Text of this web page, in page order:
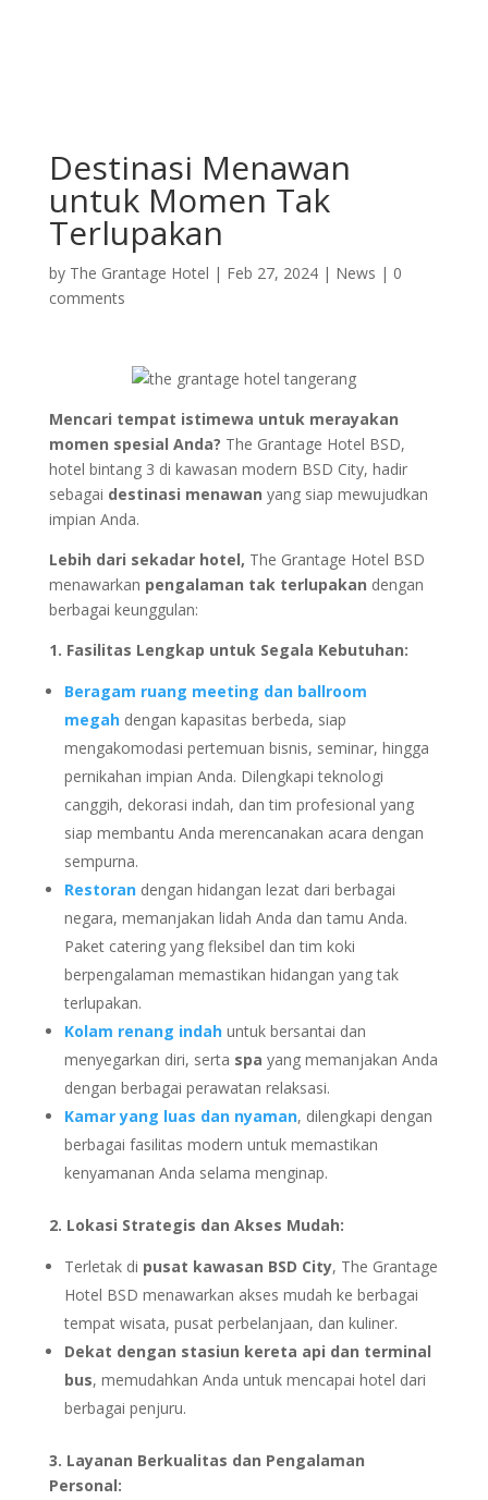
Destinasi Menawan
untuk Momen Tak
Terlupakan
by The Grantage Hotel | Feb 27, 2024| News | 0
comments
Mencari tempat istimewa untuk merayakan
momen spesial Anda? The Grantage Hotel BSD,
hotel bintang 3 di kawasan modern BSD City, hadir
sebagai destinasi menawan yang siap mewujudkan
impian Anda.
Lebih dari sekadar hotel, The Grantage Hotel BSD
menawarkan pengalaman tak terlupakan dengan
berbagai keunggulan:
1. Fasilitas Lengkap untuk Segala Kebutuhan:
Beragam ruang meeting dan ballroom
megahdengan kapasitas berbeda, siap
mengakomodasi pertemuan bisnis, seminar, hingga
pernikahan impian Anda. Dilengkapi teknologi
canggih, dekorasi indah, dan tim profesional yang
siap membantu Anda merencanakan acara dengan
sempurna.
Restorandengan hidangan lezat dari berbagai
negara, memanjakan lidah Anda dan tamu Anda.
Paket catering yang fleksibel dan tim koki
berpengalaman memastikan hidangan yang tak
terlupakan.
Kolam renang indahuntuk bersantai dan
menyegarkan diri, serta spa yang memanjakan Anda
dengan berbagai perawatan relaksasi.
Kamar yang luas dan nyaman, dilengkapi dengan
berbagai fasilitas modern untuk memastikan
kenyamanan Anda selama menginap.
2. Lokasi Strategis dan Akses Mudah:
Terletak di pusat kawasan BSD City, The Grantage
Hotel BSD menawarkan akses mudah ke berbagai
tempat wisata, pusat perbelanjaan, dan kuliner.
Dekat dengan stasiun kereta api dan terminal
bus, memudahkan Anda untuk mencapai hotel dari
berbagai penjuru.
3. Layanan Berkualitas dan Pengalaman
Personal: